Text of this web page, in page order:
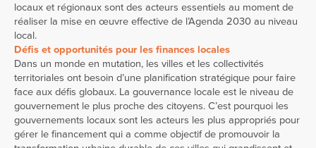
locaux et régionaux sont des acteurs essentiels au moment de
réaliser la mise en œuvre effective de l’Agenda 2030 au niveau
local.
Défis et opportunités pour les finances locales
Dans un monde en mutation, les villes et les collectivités
territoriales ont besoin d’une planification stratégique pour faire
face aux défis globaux. La gouvernance locale est le niveau de
gouvernement le plus proche des citoyens. C’est pourquoi les
gouvernements locaux sont les acteurs les plus appropriés pour
gérer le financement qui a comme objectif de promouvoir la